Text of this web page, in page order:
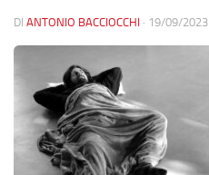
DI ANTONIO BACCIOCCHI · 19/09/2023